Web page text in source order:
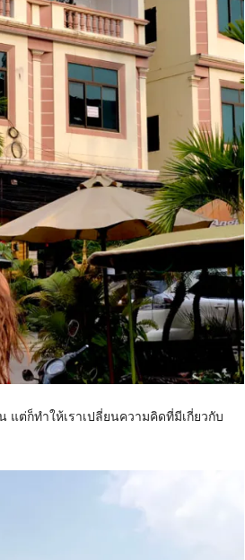
แต่ก็ทำให้เราเปลี่ยนความคิดที่มีเกี่ยวกับ